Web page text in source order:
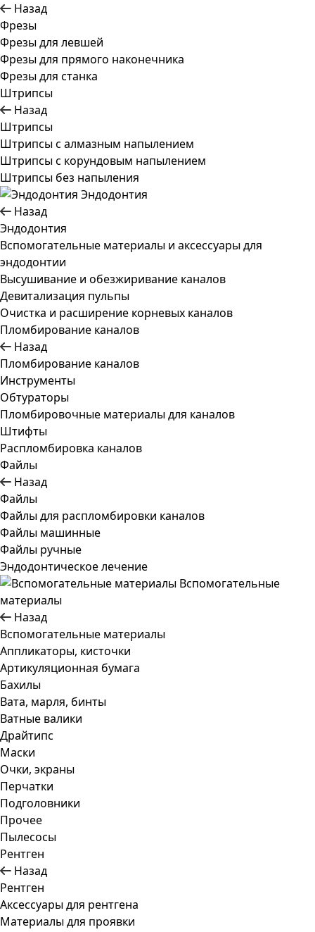
Назад
Фрезы
Фрезы для левшей
Фрезы для прямого наконечника
Фрезы для станка
Штрипсы
Назад
Штрипсы
Штрипсы c алмазным напылением
Штрипсы c корундовым напылением
Штрипсы без напыления
Эндодонтия
Назад
Эндодонтия
Вспомогательные материалы и аксессуары для
эндодонтии
Высушивание и обезжиривание каналов
Девитализация пульпы
Очистка и расширение корневых каналов
Пломбирование каналов
Назад
Пломбирование каналов
Инструменты
Обтураторы
Пломбировочные материалы для каналов
Штифты
Распломбировка каналов
Файлы
Назад
Файлы
Файлы для распломбировки каналов
Файлы машинные
Файлы ручные
Эндодонтическое лечение
Вспомогательные
материалы
Назад
Вспомогательные материалы
Аппликаторы, кисточки
Артикуляционная бумага
Бахилы
Вата, марля, бинты
Ватные валики
Драйтипс
Маски
Очки, экраны
Перчатки
Подголовники
Прочее
Пылесосы
Рентген
Назад
Рентген
Аксессуары для рентгена
Материалы для проявки